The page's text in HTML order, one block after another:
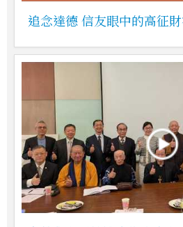
追念達德 信友眼中的高征